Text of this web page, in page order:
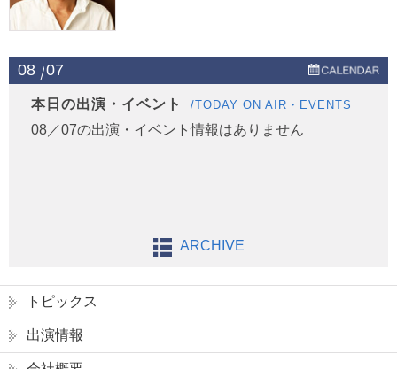
08 07
本日の出演・イベント /TODAY ON AIR・EVENTS
08／07の出演・イベント情報はありません
ARCHIVE
トピックス
出演情報